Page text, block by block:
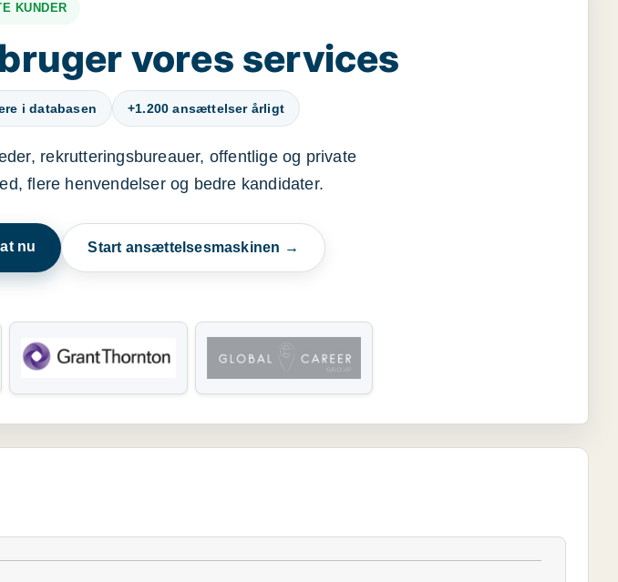
KUNDER
vores services
i databasen +1.200 ansættelser årligt
rekrutteringsbureauer, offentlige og private
flere henvendelser og bedre kandidater.
nu Start ansættelsesmaskinen →